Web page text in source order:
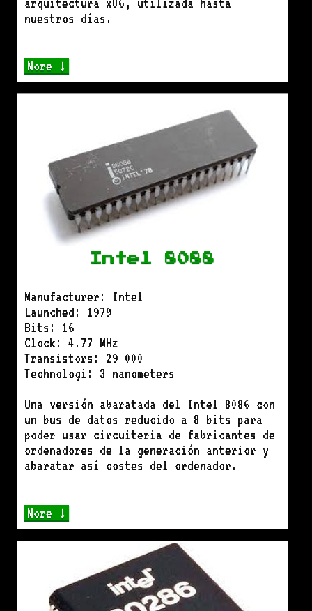
nuestros días.
More ↓
Intel 8088
Manufacturer: Intel
Launched: 1979
Bits: 16
Clock: 4.77 MHz
Transistors: 29 000
Technologi: 3 nanometers
Una versión abaratada del Intel 8086 con
un bus de datos reducido a 8 bits para
poder usar circuiteria de fabricantes de
ordenadores de la generación anterior y
abaratar así costes del ordenador.
More ↓